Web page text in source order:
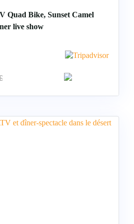
Quad Bike, Sunset Camel
live show